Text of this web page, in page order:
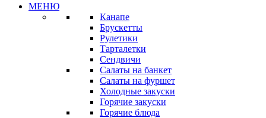
МЕНЮ
Канапе
Брускетты
Рулетики
Тарталетки
Сендвичи
Салаты на банкет
Салаты на фуршет
Холодные закуски
Горячие закуски
Горячие блюда